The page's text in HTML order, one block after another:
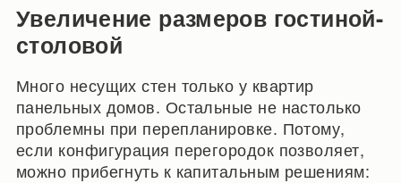
Увеличение размеров гостиной-
столовой
Много несущих стен только у квартир
панельных домов. Остальные не настолько
проблемны при перепланировке. Потому,
если конфигурация перегородок позволяет,
можно прибегнуть к капитальным решениям: